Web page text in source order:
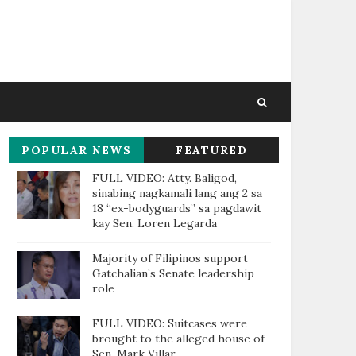
POPULAR NEWS
THIS WEEK
FEATURED
FULL VIDEO: Atty. Baligod,
sinabing nagkamali lang ang 2 sa
18 “ex-bodyguards” sa pagdawit
kay Sen. Loren Legarda
Majority of Filipinos support
Gatchalian’s Senate leadership
role
FULL VIDEO: Suitcases were
brought to the alleged house of